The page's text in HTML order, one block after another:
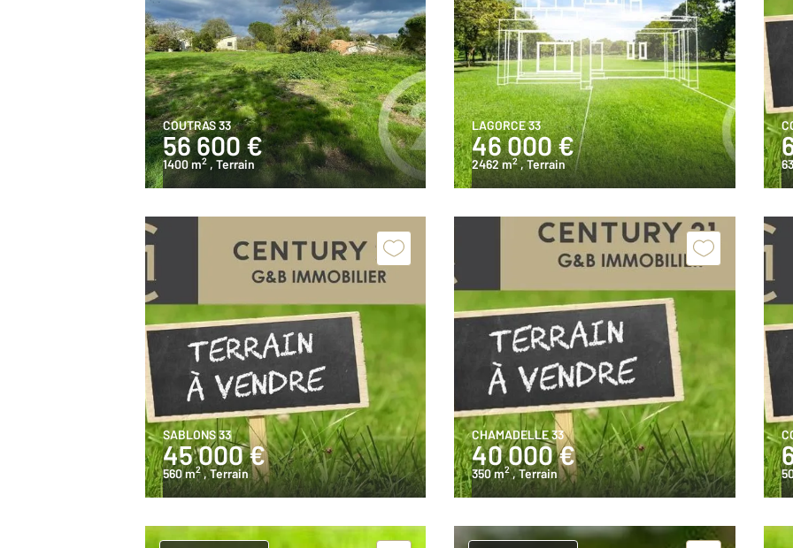
COUTRAS 33
56 600 €
1400 m2 , Terrain
LAGORCE 33
46 000 €
2462 m2 , Terrain
SABLONS 33
45 000 €
560 m2 , Terrain
CHAMADELLE 33
40 000 €
350 m2 , Terrain